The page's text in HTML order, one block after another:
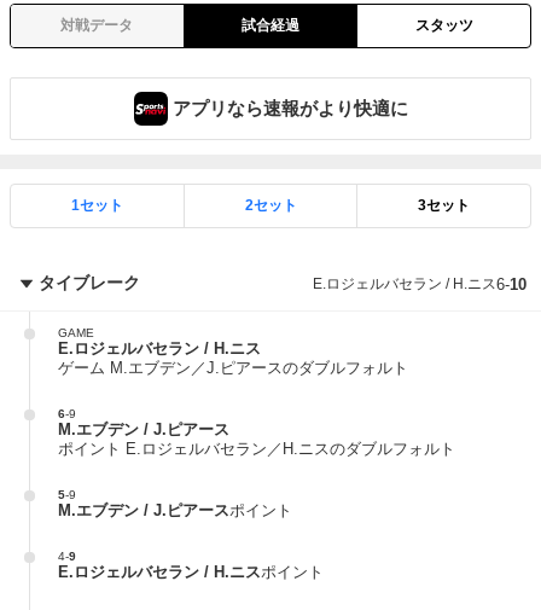
対戦データ 試合経過 スタッツ
アプリなら速報がより快適に
1セット 2セット 3セット
タイブレーク E.ロジェルバセラン / H.ニス6-10
GAME
E.ロジェルバセラン / H.ニス
ゲーム M.エブデン／J.ピアースのダブルフォルト
6-9
M.エブデン / J.ピアース
ポイント E.ロジェルバセラン／H.ニスのダブルフォルト
5-9
M.エブデン / J.ピアースポイント
4-9
E.ロジェルバセラン / H.ニスポイント